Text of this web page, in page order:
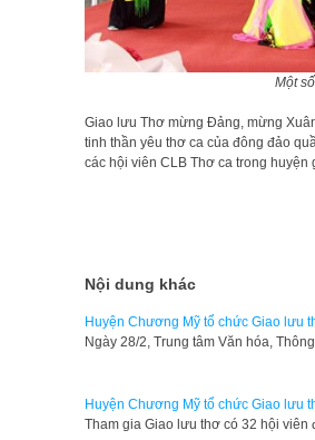
Một
Giao lưu Thơ mừng Đảng, mừng
tinh thần yêu thơ ca của đông đảo
các hội viên CLB Thơ ca trong
Nội dung khác
Huyện Chương Mỹ tổ chức Giao lưu
Ngày 28/2, Trung tâm Văn hóa,
Huyện Chương Mỹ tổ chức Giao lưu
Tham gia Giao lưu thơ có 32 hội